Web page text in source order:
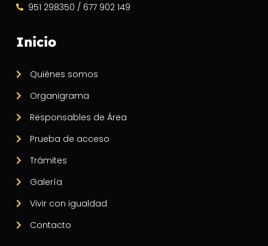
951 298350 / 677 902 149
Inicio
Quiénes somos
Organigrama
Responsables de Área
Prueba de acceso
Trámites
Galería
Vivir con igualdad
Contacto